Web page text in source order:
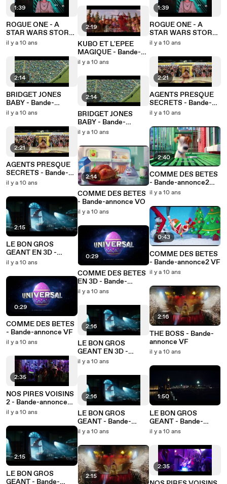
1:39
ROGUE ONE - A
STAR WARS STORY
EN 3D - Bande-
il y a 10 ans
2:14
BRIDGET JONES
BABY - Bande-
annonce VO
il y a 10 ans
2:21
AGENTS PRESQUE
SECRETS - Bande-
annonce VF
il y a 10 ans
2:15
LE BON GROS
GEANT EN 3D -
Bande-annonce2 VO
il y a 10 ans
0:29
COMME DES BETES
- Bande-annonce VF
il y a 10 ans
2:35
NOS PIRES VOISINS
2 - Bande-annonce
VF
il y a 10 ans
2:15
LE BON GROS
GEANT - Bande-
2:19
KUBO ET L'EPEE
MAGIQUE - Bande-
annonce VO
il y a 10 ans
2:14
BRIDGET JONES
BABY - Bande-
annonce VF
il y a 10 ans
2:14
COMME DES BETES
- Bande-annonce VO
il y a 10 ans
0:29
COMME DES BETES
EN 3D - Bande-
annonce VF
il y a 10 ans
2:16
LE BON GROS
GEANT EN 3D -
Bande-annonce VF
il y a 10 ans
2:16
LE BON GROS
GEANT - Bande-
annonce VF
il y a 10 ans
2:15
1:39
ROGUE ONE - A
STAR WARS STORY
EN 3D - Bande-
il y a 10 ans
2:21
AGENTS PRESQUE
SECRETS - Bande-
annonce VO
il y a 10 ans
2:40
COMME DES BETES
- Bande-annonce2
VO
il y a 10 ans
0:43
COMME DES BETES
- Bande-annonce2 VF
il y a 10 ans
2:16
THE BOSS - Bande-
annonce VF
il y a 10 ans
1:50
LE BON GROS
GEANT - Bande-
annonce VO
il y a 10 ans
2:35